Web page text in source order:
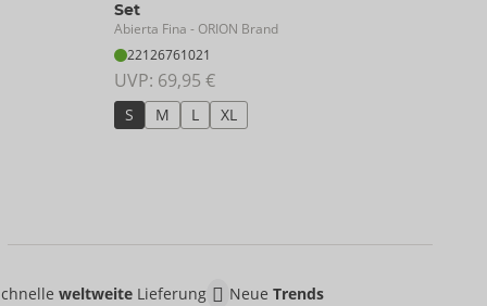
Set
Abierta Fina - ORION Brand
22126761021
UVP: 69,95 €
S M L XL
weltweiteLieferung Neue Trends